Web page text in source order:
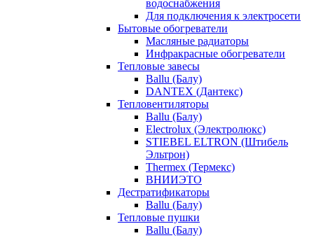
водоснабжения
Для подключения к электросети
Бытовые обогреватели
Масляные радиаторы
Инфракрасные обогреватели
Тепловые завесы
Ballu (Балу)
DANTEX (Дантекс)
Тепловентиляторы
Ballu (Балу)
Electrolux (Электролюкс)
STIEBEL ELTRON (Штибель
Эльтрон)
Thermex (Термекс)
ВНИИЭТО
Дестратификаторы
Ballu (Балу)
Тепловые пушки
Ballu (Балу)